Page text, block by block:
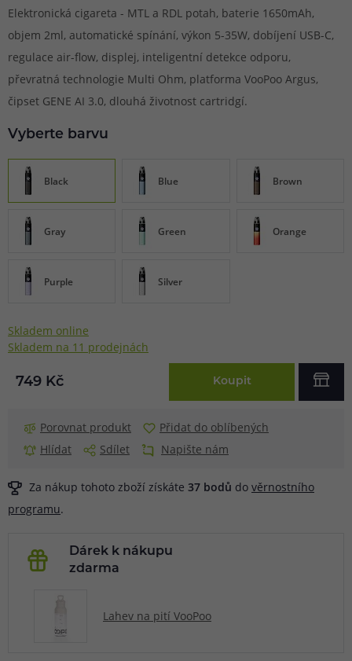
Elektronická cigareta - MTL a RDL potah, baterie 1650mAh,
objem 2ml, automatické spínání, výkon 5-35W, dobíjení USB-C,
regulace air-flow, displej, inteligentní detekce odporu,
převratná technologie Multi Ohm, platforma VooPoo Argus,
čipset GENE AI 3.0, dlouhá životnost cartridgí.
Vyberte barvu
Black Blue Brown
Gray Green Orange
Purple Silver
Skladem online
Skladem na 11 prodejnách
749 Kč Koupit
Porovnat produkt
Přidat do oblíbených
Hlídat
Sdílet Napište nám
Za nákup tohoto zboží získáte 37 bodů do věrnostního
programu.
Dárek k nákupu
zdarma
Lahev na pití VooPoo